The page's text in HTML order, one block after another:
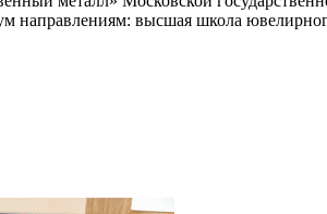
направлениям: высшая школа